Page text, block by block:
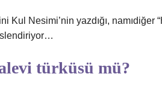
Kul Nesimi’nin yazdığı, namıdiğer
türküsü mü?